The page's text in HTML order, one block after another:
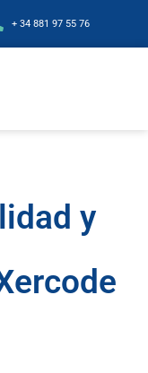
+ 34 881 97 55 76
y